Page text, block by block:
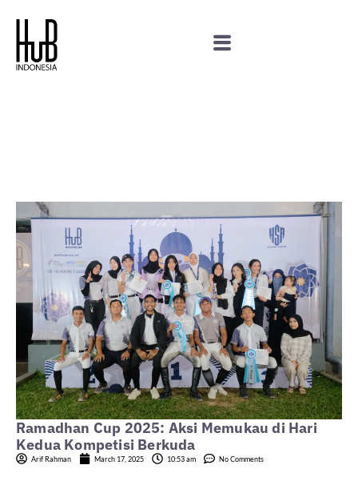
Ramadhan Cup 2025: Aksi Memukau di Hari
Kedua Kompetisi Berkuda
Arif Rahman March 17, 2025 10:53 am No Comments